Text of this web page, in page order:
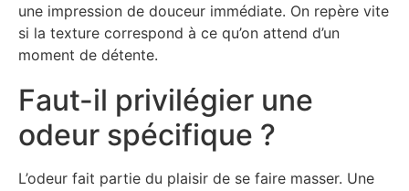
une impression de douceur immédiate. On repère vite
si la texture correspond à ce qu’on attend d’un
moment de détente.
Faut-il privilégier une
odeur spécifique ?
L’odeur fait partie du plaisir de se faire masser. Une